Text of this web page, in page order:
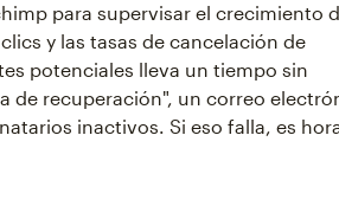
para supervisar el crecimiento
y las tasas de cancelación de
potenciales lleva un tiempo sin
de recuperación", un correo
inactivos. Si eso falla, es